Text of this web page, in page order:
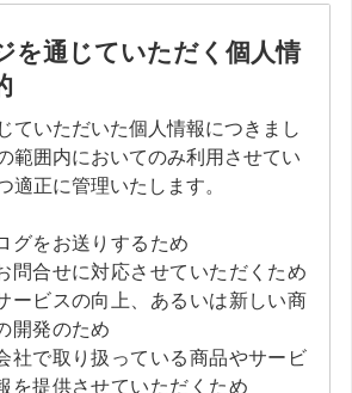
を通じていただく個人情
ていただいた個人情報につきまし
範囲内においてのみ利用させてい
適正に管理いたします。
グをお送りするため
問合せに対応させていただくため
ービスの向上、あるいは新しい商
開発のため
社で取り扱っている商品やサービ
を提供させていただくため